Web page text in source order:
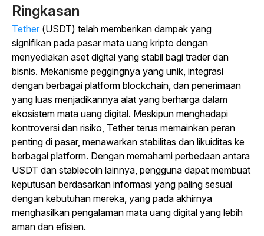
Ringkasan
Tether (USDT) telah memberikan dampak yang
signifikan pada pasar mata uang kripto dengan
menyediakan aset digital yang stabil bagi trader dan
bisnis. Mekanisme peggingnya yang unik, integrasi
dengan berbagai platform blockchain, dan penerimaan
yang luas menjadikannya alat yang berharga dalam
ekosistem mata uang digital. Meskipun menghadapi
kontroversi dan risiko, Tether terus memainkan peran
penting di pasar, menawarkan stabilitas dan likuiditas ke
berbagai platform. Dengan memahami perbedaan antara
USDT dan stablecoin lainnya, pengguna dapat membuat
keputusan berdasarkan informasi yang paling sesuai
dengan kebutuhan mereka, yang pada akhirnya
menghasilkan pengalaman mata uang digital yang lebih
aman dan efisien.